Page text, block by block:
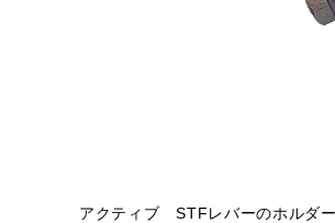
アクティブ STFレバーのホルダー